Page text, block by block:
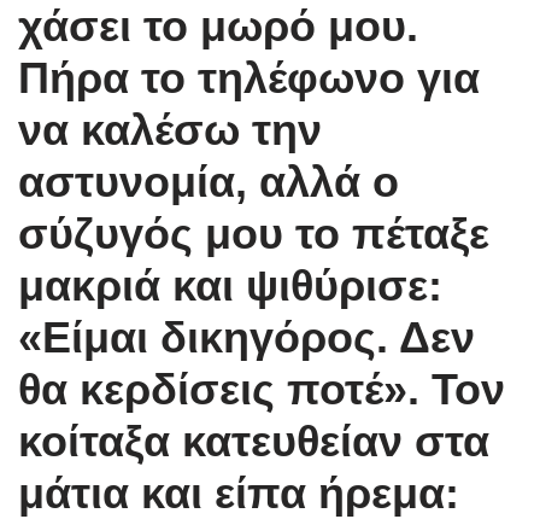
χάσει το μωρό μου.
Πήρα το τηλέφωνο για
να καλέσω την
αστυνομία, αλλά ο
σύζυγός μου το πέταξε
μακριά και ψιθύρισε:
«Είμαι δικηγόρος. Δεν
θα κερδίσεις ποτέ». Τον
κοίταξα κατευθείαν στα
μάτια και είπα ήρεμα: